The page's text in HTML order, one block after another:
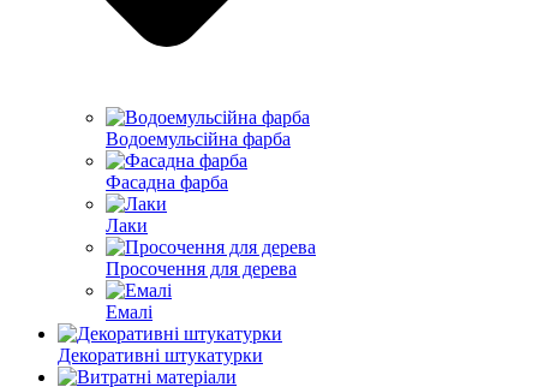
Водоемульсійна фарба
Фасадна фарба
Лаки
Просочення для дерева
Емалі
Декоративні штукатурки